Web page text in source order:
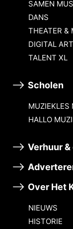
SAMEN
DANS
THEATER &
DIGITAL
TALENT XL
Scholen
MUZIEKLES
HALLO
Verhuur
Over Het
NIEUWS
HISTORIE